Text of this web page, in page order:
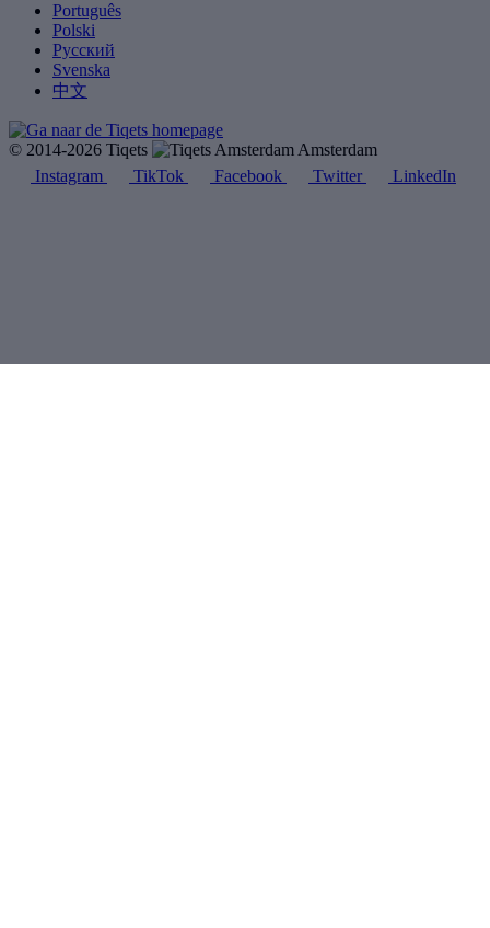
Português
Polski
Русский
Svenska
中文
© 2014-2026 Tiqets
Amsterdam
Instagram
TikTok Facebook Twitter LinkedIn